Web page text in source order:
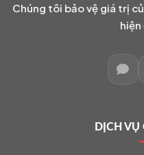
Chúng tôi bảo vệ giá trị
hiện
DỊCH VỤ